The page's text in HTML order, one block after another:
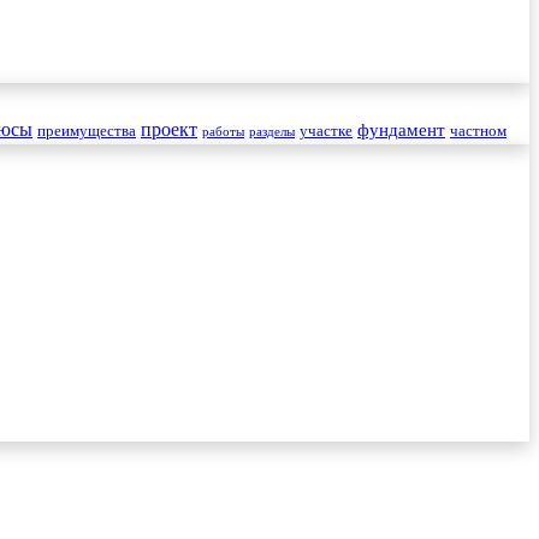
преимущества проект работы разделы участке фундамент частном